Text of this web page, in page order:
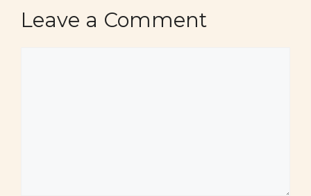
Leave a Comment